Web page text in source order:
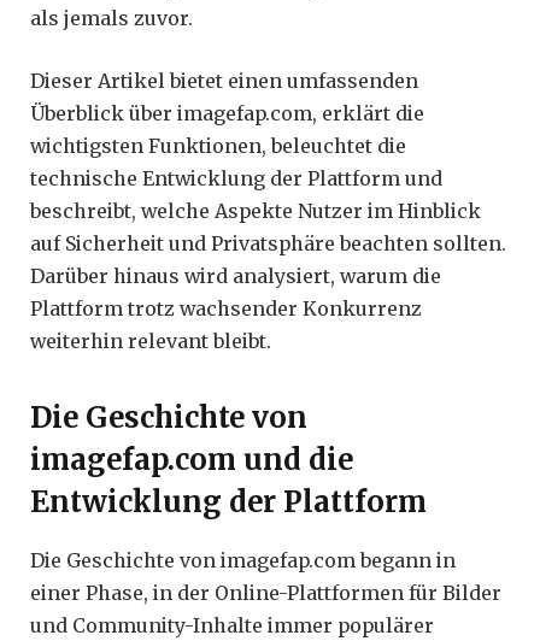
als jemals zuvor.
Dieser Artikel bietet einen umfassenden
Überblick über imagefap.com, erklärt die
wichtigsten Funktionen, beleuchtet die
technische Entwicklung der Plattform und
beschreibt, welche Aspekte Nutzer im Hinblick
auf Sicherheit und Privatsphäre beachten sollten.
Darüber hinaus wird analysiert, warum die
Plattform trotz wachsender Konkurrenz
weiterhin relevant bleibt.
Die Geschichte von
imagefap.com und die
Entwicklung der Plattform
Die Geschichte von imagefap.com begann in
einer Phase, in der Online-Plattformen für Bilder
und Community-Inhalte immer populärer